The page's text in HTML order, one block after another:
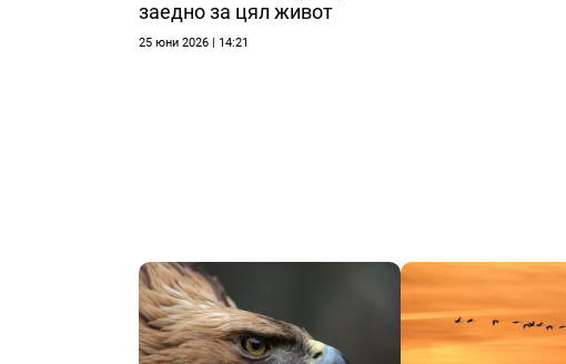
заедно за цял живот
25 юни 2026 | 14:21